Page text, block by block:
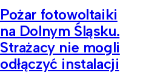
Pożar fotowoltaiki
na Dolnym Śląsku.
Strażacy nie mogli
odłączyć instalacji